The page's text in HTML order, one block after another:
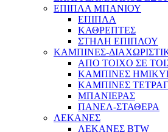
ΕΠΙΠΛΑ ΜΠΑΝΙΟΥ
ΕΠΙΠΛΑ
ΚΑΘΡΕΠΤΕΣ
ΣΤΗΛΗ ΕΠΙΠΛΟΥ
ΚΑΜΠΙΝΕΣ-
ΑΠΟ ΤΟΙΧΟ ΣΕ
ΚΑΜΠΙΝΕΣ
ΚΑΜΠΙΝΕΣ
ΜΠΑΝΙΕΡΑΣ
ΠΑΝΕΛ-ΣΤΑΘΕΡΑ
ΛΕΚΑΝΕΣ
ΛΕΚΑΝΕΣ BTW